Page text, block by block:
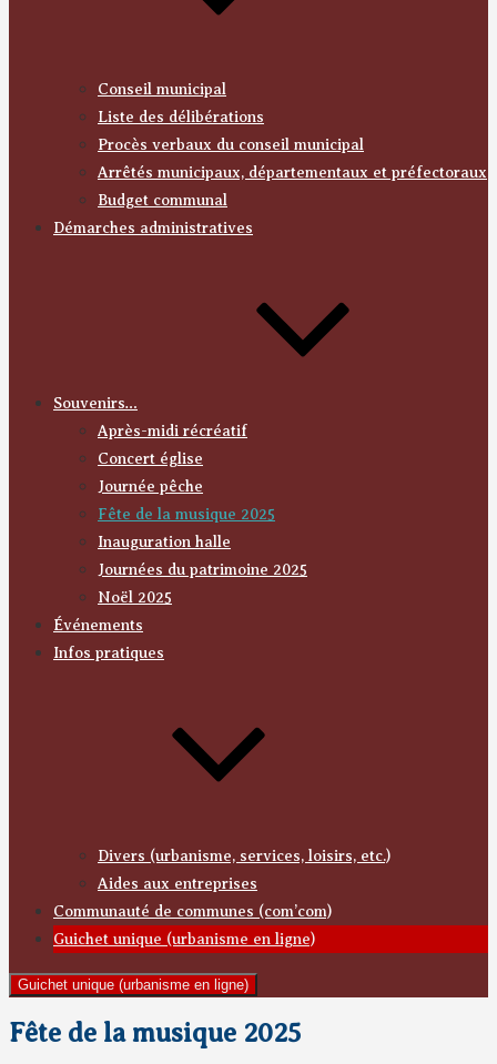
Conseil municipal
Liste des délibérations
Procès verbaux du conseil municipal
Arrêtés municipaux, départementaux et préfectoraux
Budget communal
Démarches administratives
Souvenirs…
Après-midi récréatif
Concert église
Journée pêche
Fête de la musique 2025
Inauguration halle
Journées du patrimoine 2025
Noël 2025
Événements
Infos pratiques
Divers (urbanisme, services, loisirs, etc.)
Aides aux entreprises
Communauté de communes (com’com)
Guichet unique (urbanisme en ligne)
Guichet unique (urbanisme en ligne)
Fête de la musique 2025